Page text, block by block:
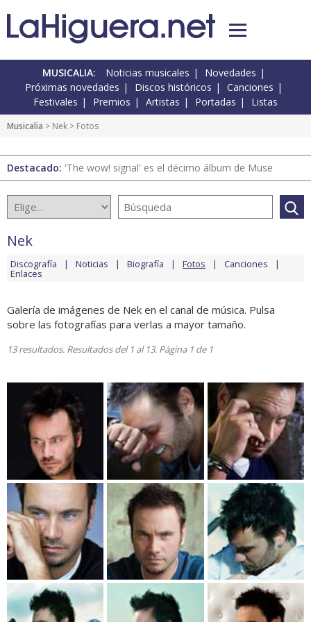
MUSICALIA: Noticias musicales
Novedades
Próximas novedades
Discos históricos
Canciones
Festivales
Premios Artistas Portadas Listas
Musicalia > Nek > Fotos
Destacado: 'The wow! signal' es el décimo álbum de Muse
Nek
Discografía Noticias Biografía Fotos Canciones
Enlaces
Galería de imágenes de Nek en el canal de música. Pulsa
sobre las fotografías para verlas a mayor tamaño.
13 resultados. Resultados del 1 al 13. Página 1 de 1